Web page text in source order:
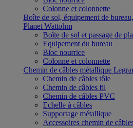
Colonne et colonnette
Boîte de sol, équipement de
Planet Wattohm
Boîte de sol et passage de
Equipement du bureau
Bloc nourrice
Colonne et colonnette
Chemin de câbles métallique
Chemin de câbles tôle
Chemin de câbles fil
Chemin de câbles PVC
Echelle à câbles
Supportage métallique
Accessoires chemin de